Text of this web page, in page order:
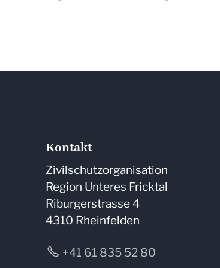
Kontakt
Zivilschutzorganisation
Region Unteres Fricktal
Riburgerstrasse 4
4310 Rheinfelden
+41 61 835 52 80